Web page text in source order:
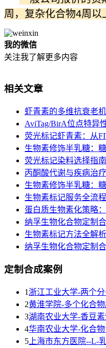
周，复杂化合物4周以
我的微信
关注我了解更多内容
相关文章
虾青素的多维抗衰老
AviTag/BirA位点特异
荧光标记虾青素：从
生物素修饰半乳糖：
荧光标记染料选择指
丙酮酸代谢与疾病治
生物素修饰半乳糖：
生物素标记服务全流
蛋白质生物素化策略
纳孚生物化合物定制
生物素标记方法全解
纳孚生物化合物定制
定制合成案例
1 浙江工业大学-两个
2黄淮学院-多个化合
3湖南农业大学-香豆
4华南农业大学-化合
5 上海市东方医院--L-